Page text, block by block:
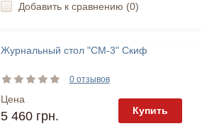
Добавить к сравнению (0)
Журнальный стол "СМ-3" Скиф
0 отзывов
Цена
5 460 грн. Купить